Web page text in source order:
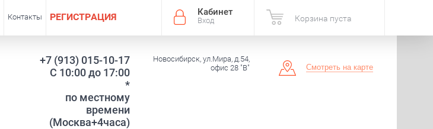
Кабинет
Вход Корзина пуста
Контакты РЕГИСТРАЦИЯ
+7 (913) 015-10-17
С 10:00 до 17:00
*
по местному
времени
(Москва+4часа)
Новосибирск, ул.Мира, д.54,
офис 28 "В"
Смотреть на карте